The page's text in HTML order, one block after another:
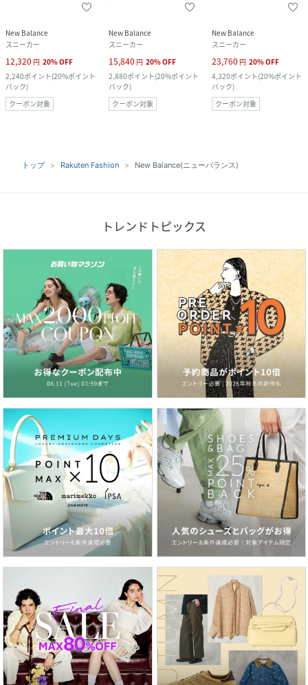
New Balance
スニーカー
12,320 円 20%OFF
2,240ポイント(20%ポイント
バック)
クーポン対象
New Balance
スニーカー
15,840 円 20%OFF
2,880ポイント(20%ポイント
バック)
クーポン対象
New Balance
スニーカー
23,760 円 20%OFF
4,320ポイント(20%ポイント
バック)
クーポン対象
トップ Rakuten Fashion New Balance(ニューバランス)
トレンドトピックス